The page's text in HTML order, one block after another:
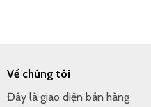
Về chúng tôi
Đây là giao diện bán hàng